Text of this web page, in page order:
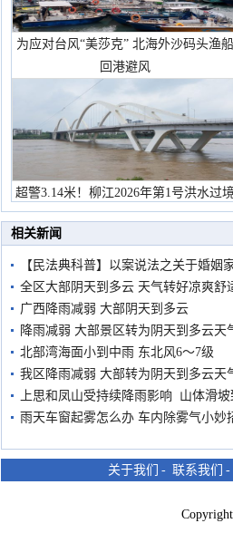
为应对台风“美莎克” 北海外沙码头渔船
回港避风
超警3.14米！柳江2026年第1号洪水过
市民在堤岸见证汛况
相关新闻
【民法典科普】以案说法之关于婚姻
全区大部阴天到多云 天气转好凉爽舒
广西降雨减弱 大部阴天到多云
降雨减弱 大部景区转为阴天到多云天
北部湾海面小到中雨 东北风6～7级
我区降雨减弱 大部转为阴天到多云天
上思和凤山受持续降雨影响 山体滑
雨天车窗起雾怎么办 车内除雾气小妙
关于我们 - 联系我们 -